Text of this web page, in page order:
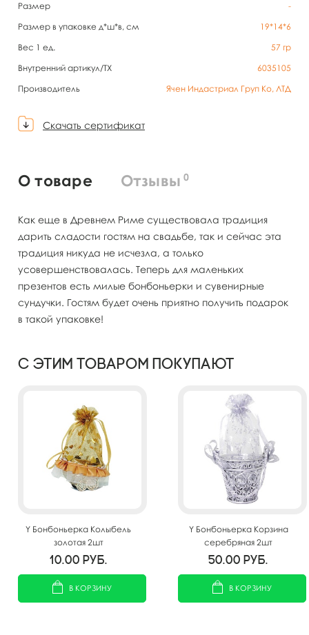
Размер
-
Размер в упаковке д*ш*в, см
19*14*6
Вес 1 ед.
57 гр
Внутренний артикул/TX
6035105
Производитель
Ячен Индастриал Груп Ко, ЛТД
Скачать сертификат
О товаре Отзывы 0
Как еще в Древнем Риме существовала традиция
дарить сладости гостям на свадьбе, так и сейчас эта
традиция никуда не исчезла, а только
усовершенствовалась. Теперь для маленьких
презентов есть милые бонбоньерки и сувенирные
сундучки. Гостям будет очень приятно получить подарок
в такой упаковке!
С этим товаром покупают
Y Бонбоньерка Колыбель
золотая 2шт
10.00 руб.
В КОРЗИНУ
Y Бонбоньерка Корзина
серебряная 2шт
50.00 руб.
В КОРЗИНУ